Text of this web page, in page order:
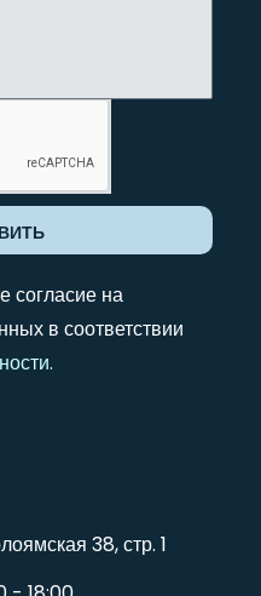
согласие на
в соответствии
.
38, стр. 1